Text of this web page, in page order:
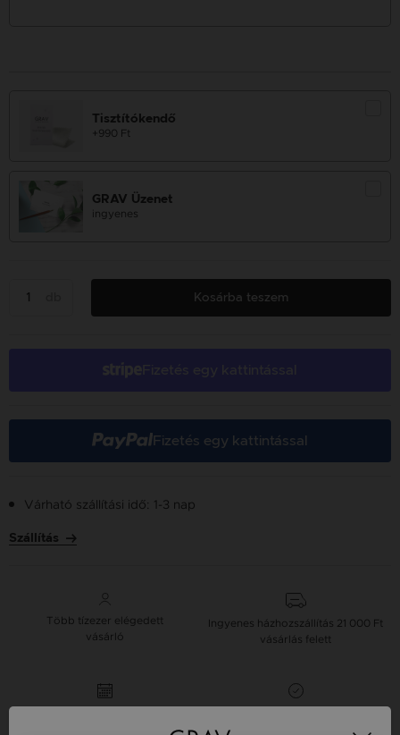
Tisztítókendő
+990 Ft
GRAV Üzenet
ingyenes
Kosárba teszem
Fizetés egy kattintással
Várható szállítási idő: 1-3 nap
Szállítás
Több tízezer elégedett
vásárló
Ingyenes házhozszállítás 21 000 Ft
vásárlás felett